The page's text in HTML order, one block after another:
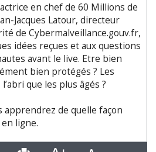
en chef de 60 Millions de
Jacques Latour, directeur
de Cybermalveillance.gouv.fr,
idées reçues et aux questions
avant le live. Etre bien
bien protégés ? Les
que les plus âgés ?
apprendrez de quelle façon
ligne.